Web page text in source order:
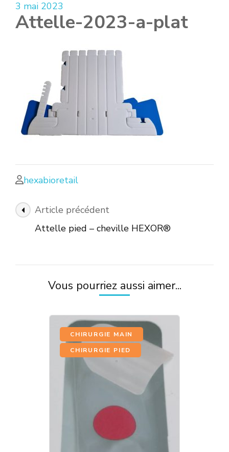
3 mai 2023
Attelle-2023-a-plat
hexabioretail
Navigation
des
Article précédent
Attelle pied – cheville HEXOR®
Vous pourriez aussi aimer...
CHIRURGIE MAIN
CHIRURGIE PIED